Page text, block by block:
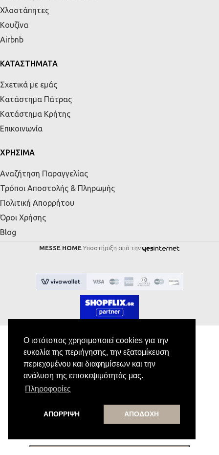
Ο ιστότοπος χρησιμοποιεί cookies για την
ευκολία της περιήγησης, την εξατομίκευση
περιεχομένου και διαφημίσεων και την
ανάλυση της επισκεψιμότητάς μας.
Πληροφορίες
ΑΠΟΡΡΙΨΗ ΑΠΟΔΟΧΗ
Χλοοτάπητες
Κουζίνα
Airbnb
ΚΑΤΑΣΤΗΜΑΤΑ
Σχετικά με εμάς
Κατάστημα Πάτρας
Κατάστημα Κρήτης
Επικοινωνία
ΧΡΗΣΙΜΑ
Αναζήτηση Παραγγελίας
Τρόποι Αποστολής & Πληρωμής
Πολιτική Απορρήτου
Όροι Χρήσης
Blog
MESSE HOME Υποστήριξη από την
Εγγραφή στο Newsletter
Κάνε εγγραφή στο newsletter μας για να